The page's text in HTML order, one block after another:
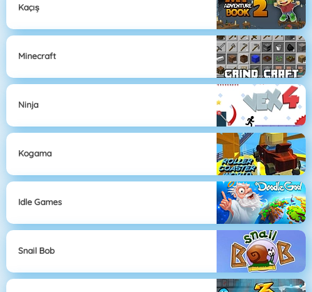
Kaçış
Minecraft
Ninja
Kogama
Idle Games
Snail Bob